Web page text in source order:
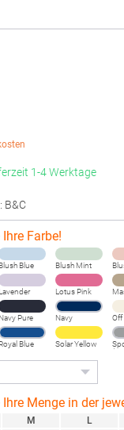
1-4 Werktage
: B&C
Farbe!
Blush Blue Blush Mint
Lavender Lotus Pink
Navy Pure Navy Off
Royal Blue Solar Yellow
Menge in der
M
L